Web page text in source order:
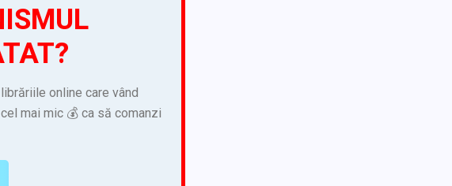
online care vând
mai mic 💰 ca să comanzi